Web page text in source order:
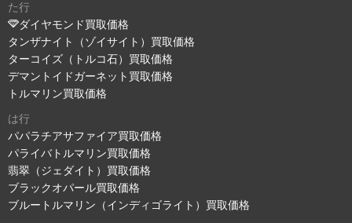
た行
ダイヤモンド買取価格
タンザナイト（ゾイサイト）買取価格
ターコイズ（トルコ石）買取価格
デマントイドガーネット買取価格
トルマリン買取価格
は行
パパラチアサファイア買取価格
パライバトルマリン買取価格
翡翠（ジェダイト）買取価格
ブラックオパール買取価格
ブルートルマリン（インディゴライト）買取価格